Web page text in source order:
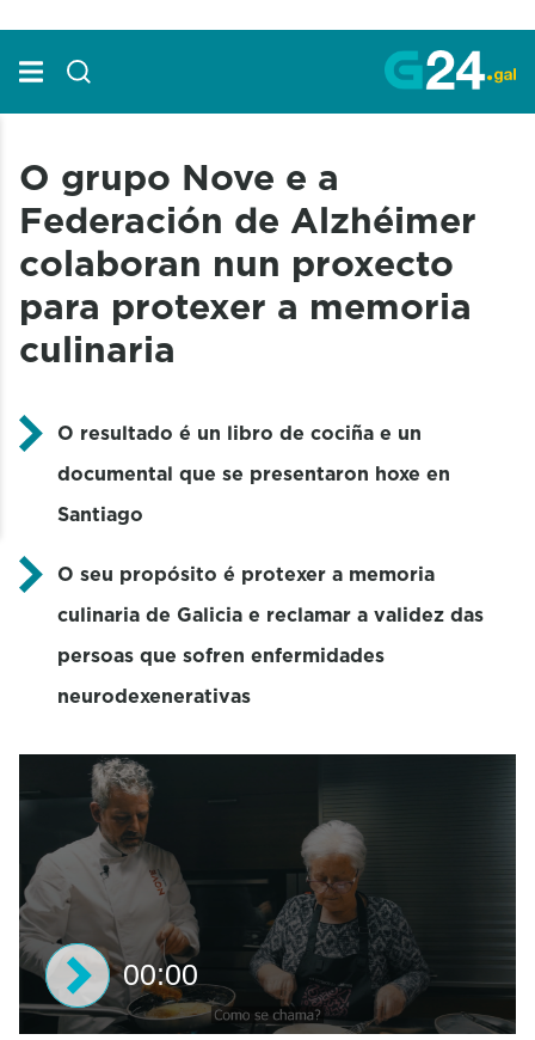
O grupo Nove e a
Federación de Alzhéimer
colaboran nun proxecto
para protexer a memoria
culinaria
O resultado é un libro de cociña e un
documental que se presentaron hoxe en
Santiago
O seu propósito é protexer a memoria
culinaria de Galicia e reclamar a validez das
persoas que sofren enfermidades
neurodexenerativas
00:00